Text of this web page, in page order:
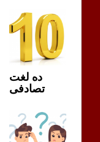
ده لغت
تصادفی